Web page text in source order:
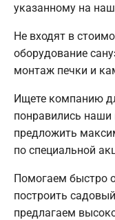
указанному на
Не входят в
оборудование
монтаж печки и
Ищете компанию
понравились
предложить
по специальной
Помогаем быстро
построить
предлагаем